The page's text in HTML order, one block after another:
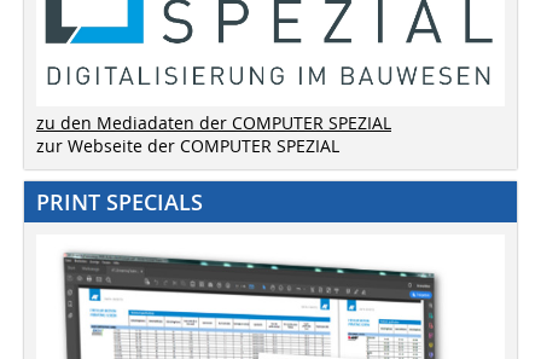
zu den Mediadaten der COMPUTER SPEZIAL
zur Webseite der COMPUTER SPEZIAL
PRINT SPECIALS